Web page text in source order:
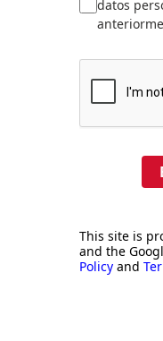
datos
This site is
and the
Policy and